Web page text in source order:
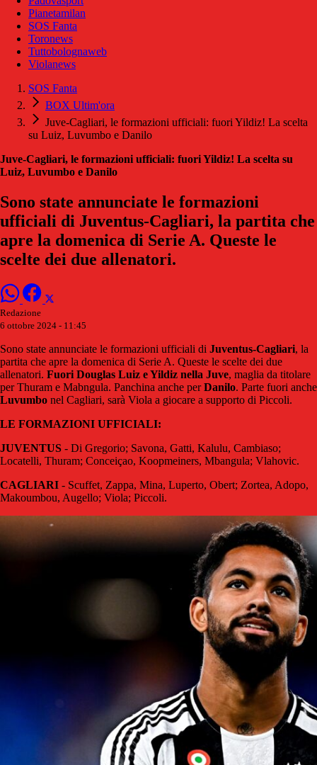
Pianetamilan
SOS Fanta
Toronews
Tuttobolognaweb
Violanews
SOS Fanta
BOX Ultim'ora
Juve-Cagliari, le formazioni ufficiali: fuori Yildiz! La scelta
su Luiz, Luvumbo e Danilo
Juve-Cagliari, le formazioni ufficiali: fuori Yildiz! La scelta su
Luiz, Luvumbo e Danilo
Sono state annunciate le formazioni
ufficiali di Juventus-Cagliari, la partita che
apre la domenica di Serie A. Queste le
scelte dei due allenatori.
Redazione
6 ottobre 2024 - 11:45
Sono state annunciate le formazioni ufficiali di Juventus-Cagliari, la
partita che apre la domenica di Serie A. Queste le scelte dei due
allenatori. Fuori Douglas Luiz e Yildiz nella Juve, maglia da titolare
per Thuram e Mabngula. Panchina anche perDanilo. Parte fuori anche
Luvumbo nel Cagliari, sarà Viola a giocare a supporto di Piccoli.
LE FORMAZIONI UFFICIALI:
JUVENTUS - Di Gregorio; Savona, Gatti, Kalulu, Cambiaso;
Locatelli, Thuram; Conceiçao, Koopmeiners, Mbangula; Vlahovic.
CAGLIARI - Scuffet, Zappa, Mina, Luperto, Obert; Zortea, Adopo,
Makoumbou, Augello; Viola; Piccoli.